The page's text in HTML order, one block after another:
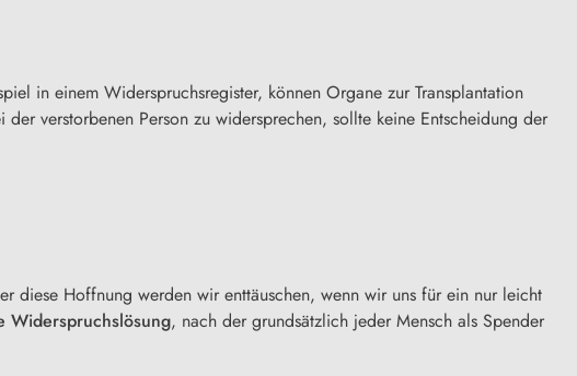
in einem Widerspruchsregister, können Organe zur Transplantation
verstorbenen Person zu widersprechen, sollte keine Entscheidung der
diese Hoffnung werden wir enttäuschen, wenn wir uns für ein nur leicht
Widerspruchslösung, nach der grundsätzlich jeder Mensch als Spender